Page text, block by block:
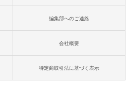
編集部へのご連絡
会社概要
特定商取引法に基づく表示